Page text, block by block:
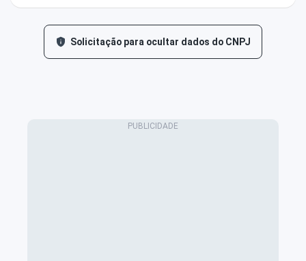
Solicitação para ocultar dados do CNPJ